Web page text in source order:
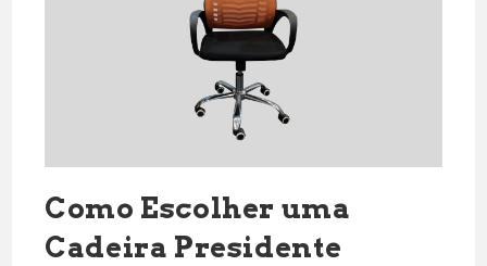
Como Escolher uma
Cadeira Presidente